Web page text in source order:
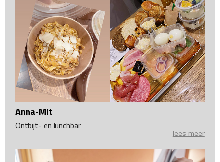
Anna-Mit
Ontbijt- en lunchbar
lees meer